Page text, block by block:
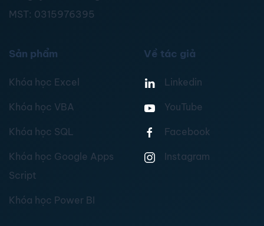
MST: 0315976395
Sản phẩm
Khóa học Excel
Khóa học VBA
Khóa học SQL
Khóa học Google Apps
Script
Khóa học Power BI
Về tác giả
Linkedin
YouTube
Facebook
Instagram